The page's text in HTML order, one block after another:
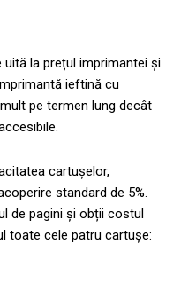
la prețul imprimantei și
ieftină cu
pe termen lung decât
cartușelor,
standard de 5%.
de pagini și obții costul
toate cele patru cartușe: